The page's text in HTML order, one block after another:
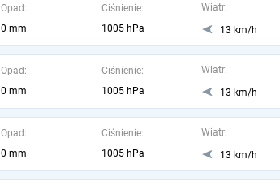
Opad:
0 mm
Ciśnienie:
1005 hPa
Wiatr:
13 km/h
Opad:
0 mm
Ciśnienie:
1005 hPa
Wiatr:
13 km/h
Opad:
0 mm
Ciśnienie:
1005 hPa
Wiatr:
13 km/h